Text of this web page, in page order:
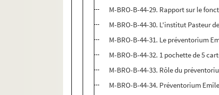
M-BRO-B-44-29. Rapport sur le
M-BRO-B-44-30. L'institut Pasteur
M-BRO-B-44-31. Le préventorium
M-BRO-B-44-32. 1 pochette de 5
M-BRO-B-44-33. Rôle du
M-BRO-B-44-34. Préventorium